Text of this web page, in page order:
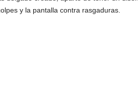
y la pantalla contra rasgaduras.